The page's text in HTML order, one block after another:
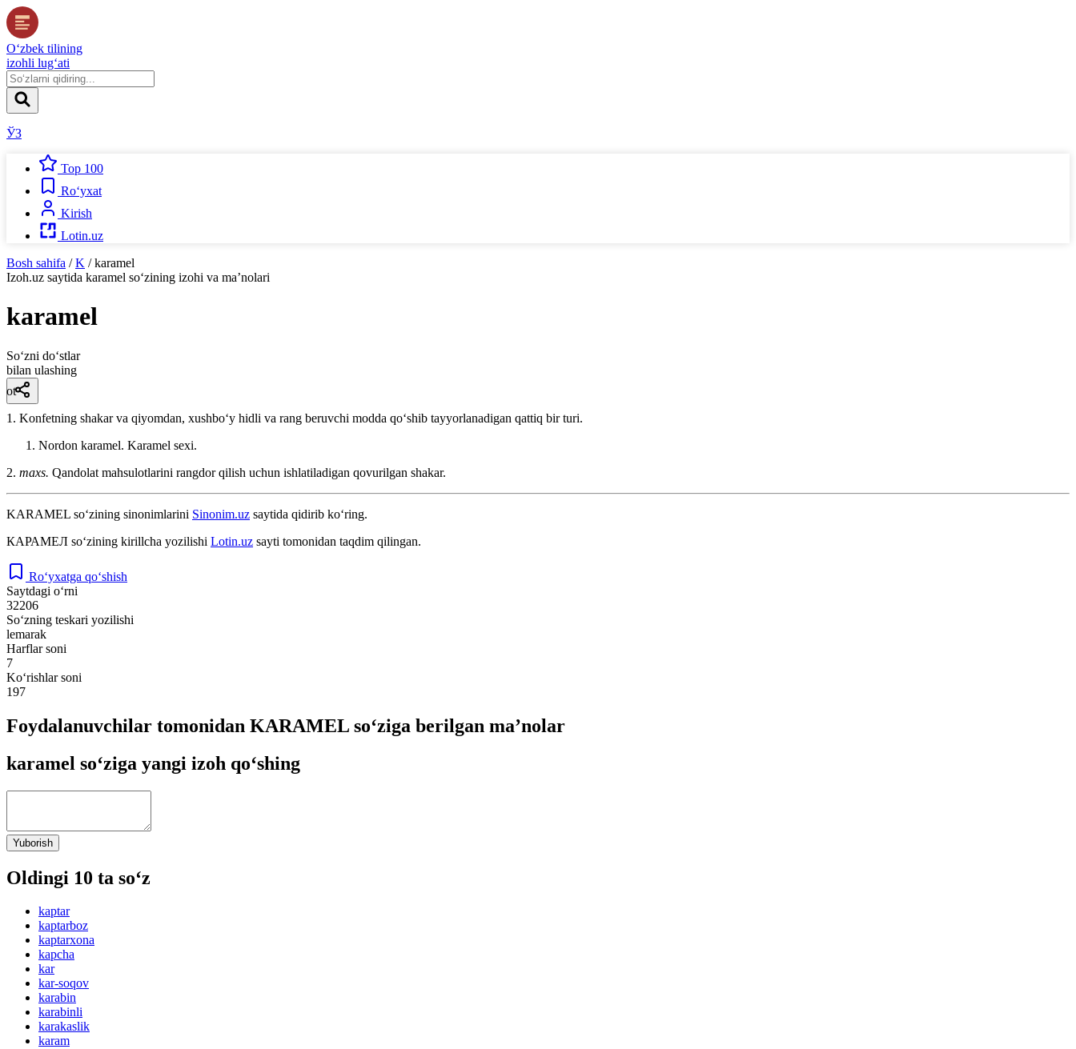
O‘zbek tilining
izohli lug‘ati
ЎЗ
Top 100
Ro‘yxat
Kirish
Lotin.uz
Bosh sahifa / K / karamel
Izoh.uz saytida karamel so‘zining izohi va ma’nolari
karamel
So‘zni do‘stlar
bilan ulashing
ot
1. Konfetning shakar va qiyomdan, xushboʻy hidli va rang beruvchi modda qoʻshib tayyorlanadigan qattiq bir turi.
Nordon karamel. Karamel sexi.
2. maxs. Qandolat mahsulotlarini rangdor qilish uchun ishlatiladigan qovurilgan shakar.
KARAMEL so‘zining sinonimlarini Sinonim.uz saytida qidirib ko‘ring.
КАРАМЕЛ so‘zining kirillcha yozilishi Lotin.uz sayti tomonidan taqdim qilingan.
Ro‘yxatga qo‘shish
Saytdagi o‘rni
32206
So‘zning teskari yozilishi
lemarak
Harflar soni
7
Ko‘rishlar soni
197
Foydalanuvchilar tomonidan KARAMEL so‘ziga berilgan ma’nolar
karamel so‘ziga yangi izoh qo‘shing
Yuborish
Oldingi 10 ta so‘z
kaptar
kaptarboz
kaptarxona
kapcha
kar
kar-soqov
karabin
karabinli
karakaslik
karam